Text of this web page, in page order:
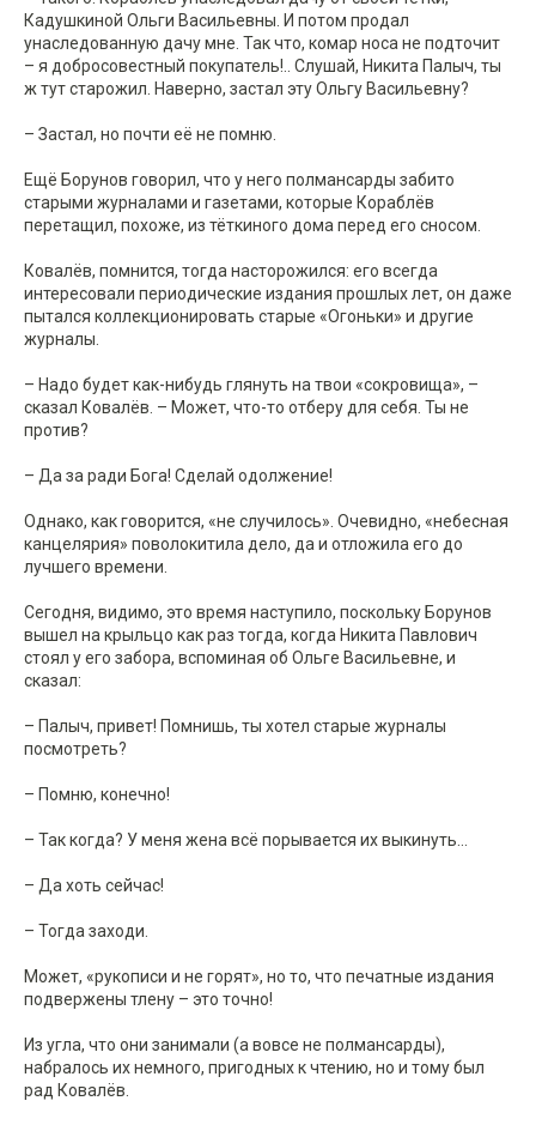
Кадушкиной Ольги Васильевны. И потом продал
унаследованную дачу мне. Так что, комар носа не подточит
– я добросовестный покупатель!.. Слушай, Никита Палыч, ты
ж тут старожил. Наверно, застал эту Ольгу Васильевну?
– Застал, но почти её не помню.
Ещё Борунов говорил, что у него полмансарды забито
старыми журналами и газетами, которые Кораблёв
перетащил, похоже, из тёткиного дома перед его сносом.
Ковалёв, помнится, тогда насторожился: его всегда
интересовали периодические издания прошлых лет, он даже
пытался коллекционировать старые «Огоньки» и другие
журналы.
– Надо будет как-нибудь глянуть на твои «сокровища», –
сказал Ковалёв. – Может, что-то отберу для себя. Ты не
против?
– Да за ради Бога! Сделай одолжение!
Однако, как говорится, «не случилось». Очевидно, «небесная
канцелярия» поволокитила дело, да и отложила его до
лучшего времени.
Сегодня, видимо, это время наступило, поскольку Борунов
вышел на крыльцо как раз тогда, когда Никита Павлович
стоял у его забора, вспоминая об Ольге Васильевне, и
сказал:
– Палыч, привет! Помнишь, ты хотел старые журналы
посмотреть?
– Помню, конечно!
– Так когда? У меня жена всё порывается их выкинуть...
– Да хоть сейчас!
– Тогда заходи.
Может, «рукописи и не горят», но то, что печатные издания
подвержены тлену – это точно!
Из угла, что они занимали (а вовсе не полмансарды),
набралось их немного, пригодных к чтению, но и тому был
рад Ковалёв.